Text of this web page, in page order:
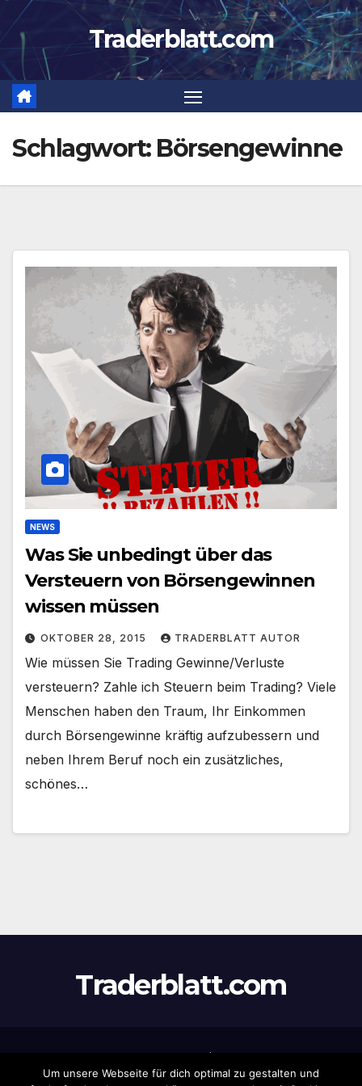
Zum
Inhalt
springen
Traderblatt.com
Schlagwort: Börsengewinne
NEWS
Was Sie unbedingt über das
Versteuern von Börsengewinnen
wissen müssen
OKTOBER 28, 2015 TRADERBLATT AUTOR
Wie müssen Sie Trading Gewinne/Verluste
versteuern? Zahle ich Steuern beim Trading? Viele
Menschen haben den Traum, Ihr Einkommen
durch Börsengewinne kräftig aufzubessern und
neben Ihrem Beruf noch ein zusätzliches,
schönes…
Traderblatt.com
Themeansar
Um unsere Webseite für dich optimal zu gestalten und